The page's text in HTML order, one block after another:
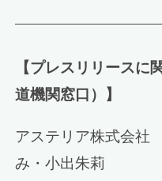
【プレスリリースに
道機関窓口）】
アステリア株式会社
み・小出朱莉